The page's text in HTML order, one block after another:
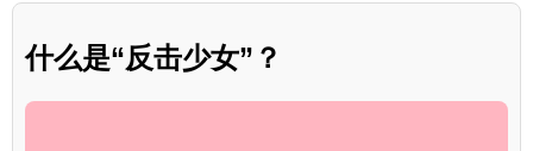
什么是“反击少女”？